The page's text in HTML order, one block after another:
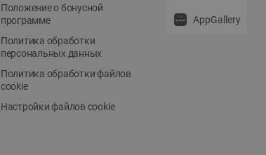
Положение о бонусной
программе
Политика обработки
персональных данных
Политика обработки файлов
cookie
Настройки файлов cookie
AppGallery